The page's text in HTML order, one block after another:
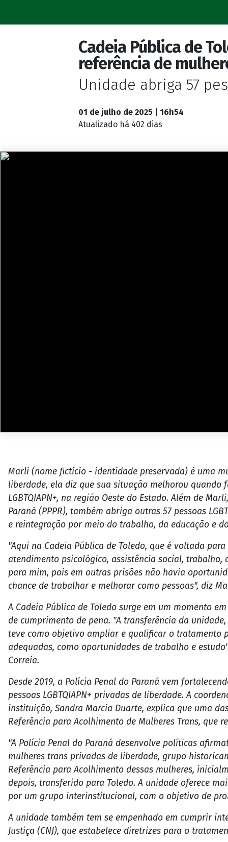
Cadeia Pública de
referência de
Unidade abriga 57
01 de julho de 2025 | 16h54
Atualizado há 402 dias
Marli (nome fictício - identidade preservada) é uma
liberdade, ela diz que sua situação melhorou
LGBTQIAPN+, na região Oeste do Estado. Além de
Paraná (PPPR), também abriga outras 57 pessoas
e reintegração por meio do trabalho, da educação e
"Aqui na Cadeia Pública de Toledo, que é voltada
atendimento psicológico, assistência social, trabalho,
para mim, pois em outras prisões não havia
chance de trabalhar e melhorar como pessoas", diz
A Cadeia Pública de Toledo surge em um momento
de cumprimento de pena. "A transferência da
teve como objetivo ampliar e qualificar o tratamento
adequadas, como oportunidades de trabalho e
Correia.
Desde 2019, a Polícia Penal do Paraná vem
pessoas LGBTQIAPN+ privadas de liberdade. A
instituição, Sandra Marcia Duarte, explica que uma
Referência para Acolhimento de Mulheres Trans, que
"A Polícia Penal do Paraná desenvolve políticas
mulheres trans privadas de liberdade, grupo
Referência para Acolhimento dessas mulheres,
depois, transferido para Toledo. A unidade oferece
por um grupo interinstitucional, com o objetivo de
A unidade também tem se empenhado em cumprir
Justiça (CNJ), que estabelece diretrizes para o